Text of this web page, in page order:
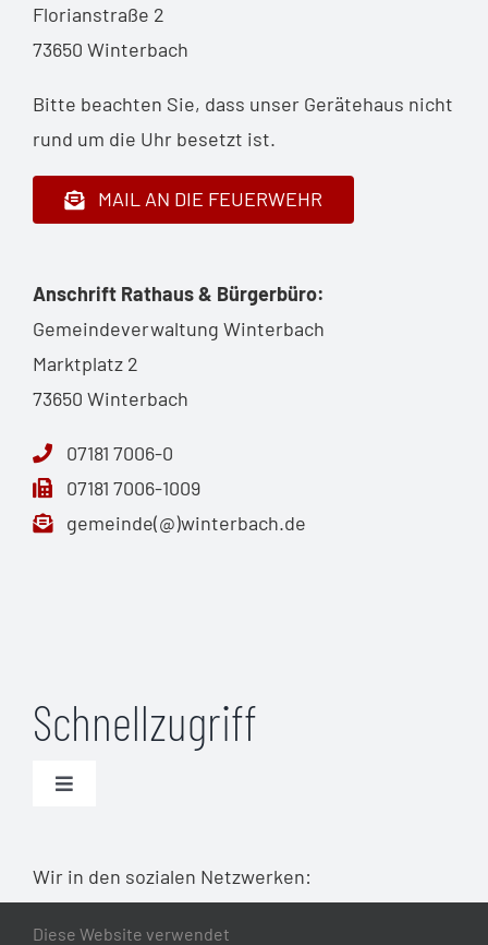
Florianstraße 2
73650 Winterbach
Bitte beachten Sie, dass unser Gerätehaus nicht
rund um die Uhr besetzt ist.
MAIL AN DIE FEUERWEHR
Anschrift Rathaus & Bürgerbüro:
Gemeindeverwaltung Winterbach
Marktplatz 2
73650 Winterbach
07181 7006-0
07181 7006-1009
gemeinde(@)winterbach.de
Schnellzugriff
Toggle
Wir in den sozialen Netzwerken:
Diese Website verwendet